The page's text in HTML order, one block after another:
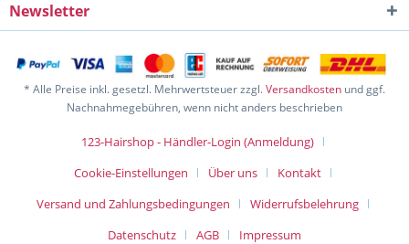
Newsletter
* Alle Preise inkl. gesetzl. Mehrwertsteuer zzgl.Versandkosten und ggf.
Nachnahmegebühren, wenn nicht anders beschrieben
123-Hairshop - Händler-Login (Anmeldung)
Cookie-Einstellungen
Über uns
Kontakt
Versand und Zahlungsbedingungen
Widerrufsbelehrung
Datenschutz
AGB Impressum